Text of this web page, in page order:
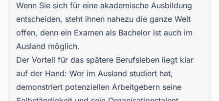
Wenn Sie sich für eine akademische Ausbildung
entscheiden, steht ihnen nahezu die ganze Welt
offen, denn ein Examen als Bachelor ist auch im
Ausland möglich.
Der Vorteil für das spätere Berufsleben liegt klar
auf der Hand: Wer im Ausland studiert hat,
demonstriert potenziellen Arbeitgebern seine